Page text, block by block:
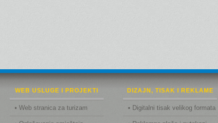
WEB USLUGE I PROJEKTI
• Web stranica za turizam
DIZAJN, TISAK I REKLAME
• Digitalni tisak velikog formata